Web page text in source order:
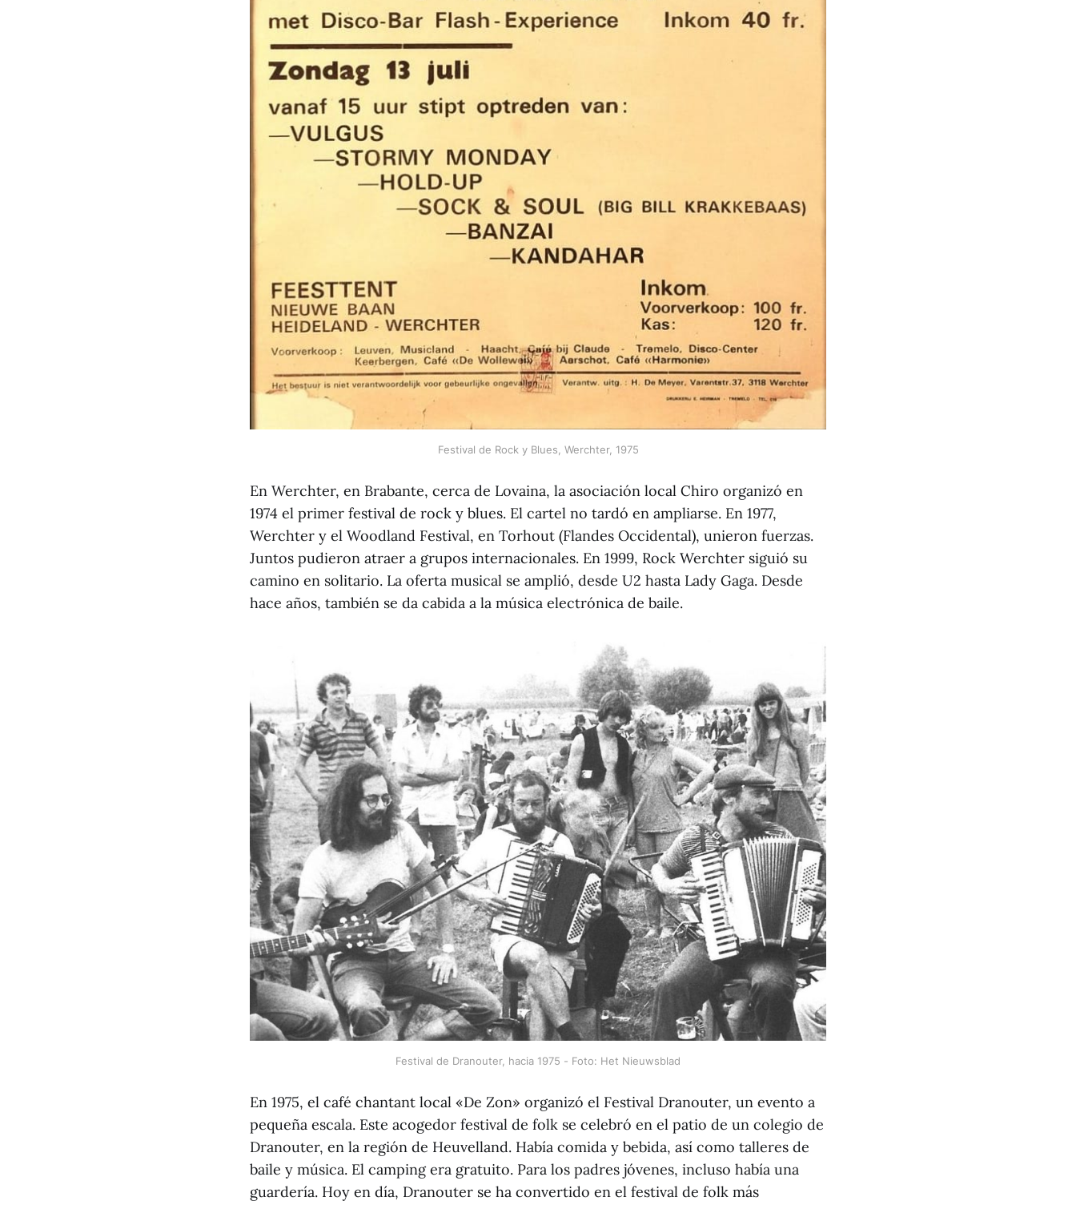
Festival de Rock y Blues, Werchter, 1975
En Werchter, en Brabante, cerca de Lovaina, la asociación local Chiro organizó en
1974 el primer festival de rock y blues. El cartel no tardó en ampliarse. En 1977,
Werchter y el Woodland Festival, en Torhout (Flandes Occidental), unieron fuerzas.
Juntos pudieron atraer a grupos internacionales. En 1999, Rock Werchter siguió su
camino en solitario. La oferta musical se amplió, desde U2 hasta Lady Gaga. Desde
hace años, también se da cabida a la música electrónica de baile.
Festival de Dranouter, hacia 1975 - Foto: Het Nieuwsblad
En 1975, el café chantant local «De Zon» organizó el Festival Dranouter, un evento a
pequeña escala. Este acogedor festival de folk se celebró en el patio de un colegio de
Dranouter, en la región de Heuvelland. Había comida y bebida, así como talleres de
baile y música. El camping era gratuito. Para los padres jóvenes, incluso había una
guardería. Hoy en día, Dranouter se ha convertido en el festival de folk más